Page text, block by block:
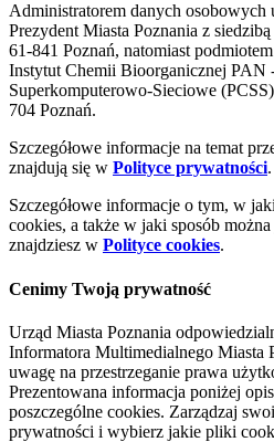
Administratorem danych
Prezydent Miasta Poznania z
61-841 Poznań, natomiast
Instytut Chemii Bioorganicznej PAN
Superkomputerowo-Sieciowe
704 Poznań.
Szczegółowe informacje na temat
znajdują się w Polityce prywatności.
Szczegółowe informacje o tym, w
cookies, a także w jaki sposób
znajdziesz w Polityce cookies.
Cenimy Twoją prywatność
Urząd Miasta Poznania
Informatora Multimedialnego Miasta
uwagę na przestrzeganie prawa
Prezentowana informacja poniżej
poszczególne cookies. Zarządzaj
prywatności i wybierz jakie pliki